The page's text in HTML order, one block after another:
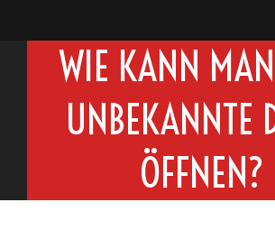
WIE KANN
UNBEKANNTE
ÖFFNEN?